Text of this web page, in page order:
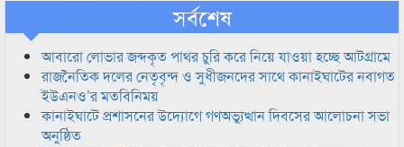
সর্বশেষ
আবারো লোভার জব্দকৃত পাথর চুরি করে নিয়ে যাওয়া হচ্ছে আটগ্রামে
রাজনৈতিক দলের নেতৃবৃন্দ ও সুধীজনদের সাথে কানাইঘাটের নবাগত
ইউএনও’র মতবিনিময়
কানাইঘাটে প্রশাসনের উদ্যোগে গণঅভ্যুত্থান দিবসের আলোচনা সভা
অনুষ্ঠিত